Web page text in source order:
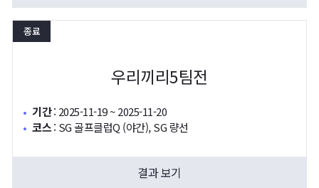
종료
우리끼리5팀전
기간: 2025-11-19 ~ 2025-11-20
코스: SG 골프클럽Q (야간), SG 량선
결과 보기